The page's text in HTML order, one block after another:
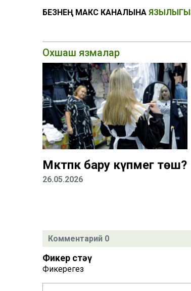
БЕЗНЕҢ МАКС КАНАЛЫНА
Охшаш язмалар
Мәктәпкә бару күпмегә төшә?
26.05.2026
Комментарий 0
Фикер өстәү
Фикерегез